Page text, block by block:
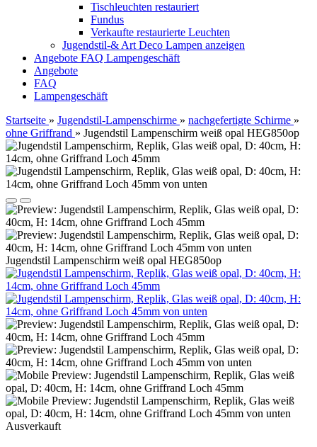
Tischleuchten restauriert
Fundus
Verkaufte restaurierte Leuchten
Jugendstil-& Art Deco Lampen anzeigen
Angebote FAQ Lampengeschäft
Angebote
FAQ
Lampengeschäft
Startseite » Jugendstil-Lampenschirme » nachgefertigte Schirme »
ohne Griffrand » Jugendstil Lampenschirm weiß opal HEG850op
Jugendstil Lampenschirm weiß opal HEG850op
Ausverkauft